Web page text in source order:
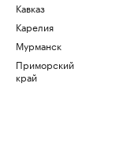
Кавказ
Карелия
Мурманск
Приморский
край